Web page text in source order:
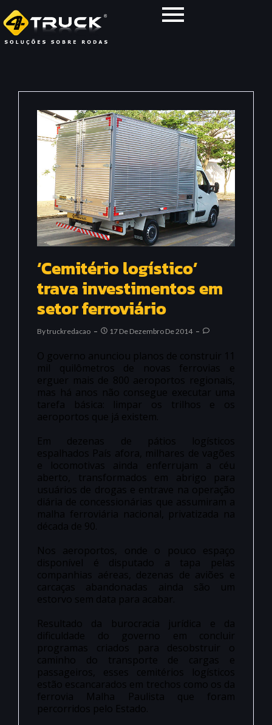
‘Cemitério logístico’
trava investimentos em
setor ferroviário
ByTruckredacao 17 De Dezembro De 2014
O governo anunciou planos de construir 11
mil quilômetros de novas ferrovias e
erguer mais de 800 aeroportos regionais,
mas há anos não consegue executar uma
tarefa básica: limpar os trilhos e os
aeroportos que já existem.
Em dezenas de pátios logísticos
espalhados País afora, milhares de vagões
e locomotivas ainda enferrujam a céu
aberto, transformados em abrigo para
usuários de drogas e entrave na operação
diária de concessionárias que assumiram a
malha ferroviária nacional, privatizada na
década de 90.
Nos aeroportos, onde o pouco espaço
disponível é disputado a tapa pelas
companhias aéreas, dezenas de aviões e
carcaças abandonadas ainda são um
estorvo sem data para acabar.
Resultado da burocracia jurídica e da
dificuldade do governo em concluir
programas criados para desobstruir o
caminho do transporte de cargas e
passageiros, esses cemitérios logísticos
estão escancarados em trechos como os da
ferrovia Malha Paulista que foram
percorridos pelo Estado.